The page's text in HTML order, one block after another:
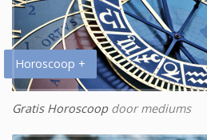
Horoscoop +
Gratis Horoscoopdoor mediums